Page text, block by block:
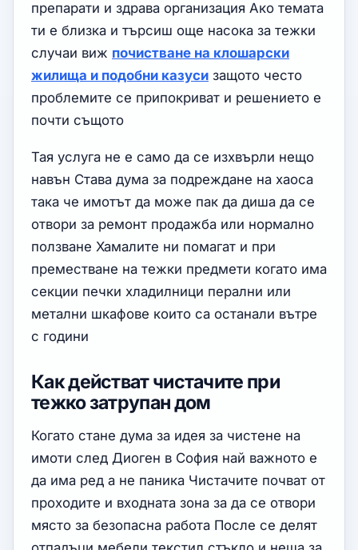
препарати и здрава организация Ако темата
ти е близка и търсиш още насока за тежки
случаи виж почистване на клошарски
жилища и подобни казуси защото често
проблемите се припокриват и решението е
почти същото
Тая услуга не е само да се изхвърли нещо
навън Става дума за подреждане на хаоса
така че имотът да може пак да диша да се
отвори за ремонт продажба или нормално
ползване Хамалите ни помагат и при
преместване на тежки предмети когато има
секции печки хладилници перални или
метални шкафове които са останали вътре
с години
Как действат чистачите при
тежко затрупан дом
Когато стане дума за идея за чистене на
имоти след Диоген в София най важното е
да има ред а не паника Чистачите почват от
проходите и входната зона за да се отвори
място за безопасна работа После се делят